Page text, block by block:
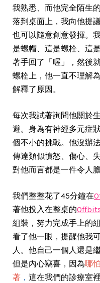
我熟悉、而他完全陌生的
落到桌面上，我向他提
也可以隨意創意發揮。
是螺帽、這是螺栓、這
著手回了「喔」，然後
螺栓上，他一直不理解
解釋了原因。
每次我試著詢問他關於
避。身為有神經多元症
個不小的挑戰。他沒辦
傳達類似憤怒、傷心、
對他而言都是一件令人
我們整整花了45分鐘在
著他投入在整桌的
組裝，努力完成手上的
看了他一眼，提醒他我
人。他自己一個人還是
但是內心竊喜，因為哪
著 ， 這在我們的診療室